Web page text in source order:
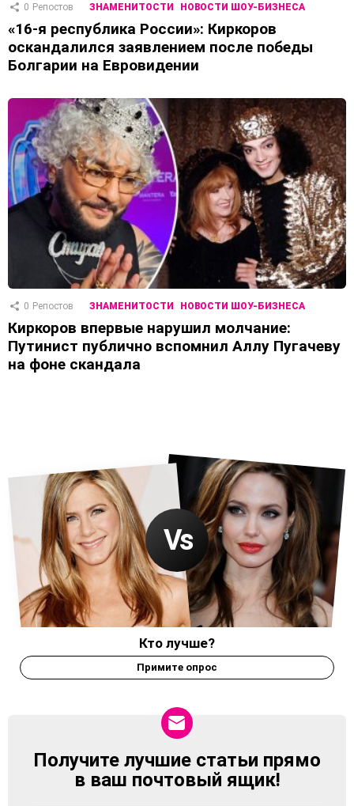
0 Репостов ЗНАМЕНИТОСТИ НОВОСТИ ШОУ-БИЗНЕСА
«16-я республика России»: Киркоров
оскандалился заявлением после победы
Болгарии на Евровидении
0 Репостов ЗНАМЕНИТОСТИ НОВОСТИ ШОУ-БИЗНЕСА
Киркоров впервые нарушил молчание:
Путинист публично вспомнил Аллу Пугачеву
на фоне скандала
Кто лучше?
Примите опрос
NEWSLETTER
Получите лучшие статьи прямо
в ваш почтовый ящик!